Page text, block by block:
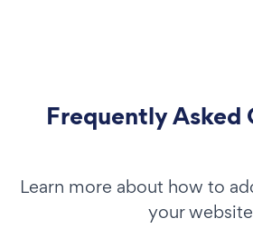
Frequently Asked
Learn more about how to
your